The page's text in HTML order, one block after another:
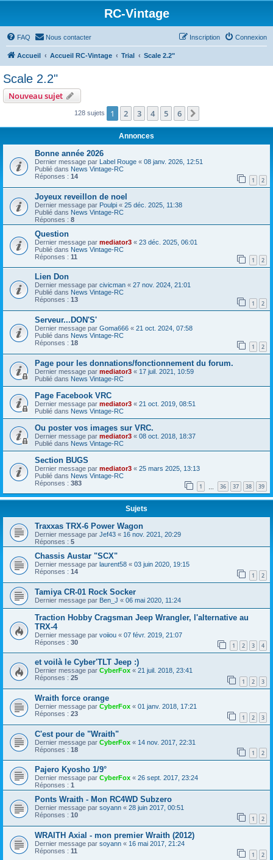
RC-Vintage
FAQ Nous contacter Connexion
Inscription
Accueil Accueil RC-Vintage Trial Scale 2.2"
Scale 2.2"
Nouveau sujet
128 sujets 1 2 3 4 5 6
Annonces
Bonne année 2026
Dernier message par Label Rouge « 08 janv. 2026, 12:51
Publié dans News Vintage-RC
Réponses : 14 1 2
Joyeux reveillon de noel
Dernier message par Poulpi « 25 déc. 2025, 11:38
Publié dans News Vintage-RC
Réponses : 8
Question
Dernier message par mediator3 « 23 déc. 2025, 06:01
Publié dans News Vintage-RC
Réponses : 11 1 2
Lien Don
Dernier message par civicman « 27 nov. 2024, 21:01
Publié dans News Vintage-RC
Réponses : 13 1 2
Serveur...DON'S'
Dernier message par Goma666 « 21 oct. 2024, 07:58
Publié dans News Vintage-RC
Réponses : 18 1 2
Page pour les donnations/fonctionnement du forum.
Dernier message par mediator3 « 17 juil. 2021, 10:59
Publié dans News Vintage-RC
Page Facebook VRC
Dernier message par mediator3 « 21 oct. 2019, 08:51
Publié dans News Vintage-RC
Ou poster vos images sur VRC.
Dernier message par mediator3 « 08 oct. 2018, 18:37
Publié dans News Vintage-RC
Section BUGS
Dernier message par mediator3 « 25 mars 2025, 13:13
Publié dans News Vintage-RC
Réponses : 383 1 36 37 38 39
Sujets
Traxxas TRX-6 Power Wagon
Dernier message par Jef43 « 16 nov. 2021, 20:29
Réponses : 5
Chassis Austar "SCX"
Dernier message par laurent58 « 03 juin 2020, 19:15
Réponses : 14 1 2
Tamiya CR-01 Rock Socker
Dernier message par Ben_J « 06 mai 2020, 11:24
Traction Hobby Cragsman Jeep Wrangler, l'alternative au
TRX-4
Dernier message par voiiou « 07 févr. 2019, 21:07
Réponses : 30 1 2 3 4
et voilà le Cyber'TLT Jeep :)
Dernier message par CyberFox « 21 juil. 2018, 23:41
Réponses : 25 1 2 3
Wraith force orange
Dernier message par CyberFox « 01 janv. 2018, 17:21
Réponses : 23 1 2 3
C'est pour de "Wraith"
Dernier message par CyberFox « 14 nov. 2017, 22:31
Réponses : 18 1 2
Pajero Kyosho 1/9°
Dernier message par CyberFox « 26 sept. 2017, 23:24
Réponses : 1
Ponts Wraith - Mon RC4WD Subzero
Dernier message par soyann « 28 juin 2017, 00:51
Réponses : 10 1 2
WRAITH Axial - mon premier Wraith (2012)
Dernier message par soyann « 16 mai 2017, 21:24
Réponses : 11 1 2